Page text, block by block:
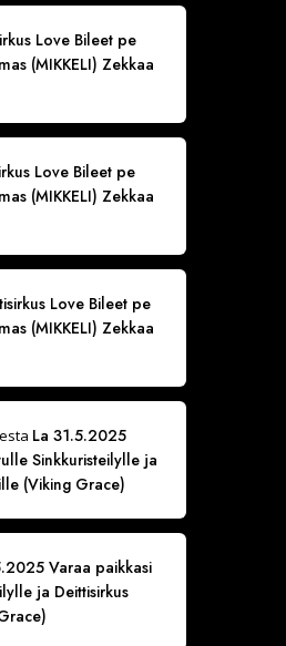
Love Bileet pe
(MIKKELI) Zekkaa
Love Bileet pe
(MIKKELI) Zekkaa
Love Bileet pe
(MIKKELI) Zekkaa
La 31.5.2025
Sinkkuristeilylle ja
(Viking Grace)
Varaa paikkasi
ja Deittisirkus